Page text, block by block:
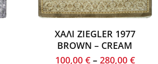
ΧΑΛΙ ZIEGLER 1977
BROWN – CREAM
100,00 €– 280,00 €